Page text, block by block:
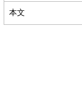
本文